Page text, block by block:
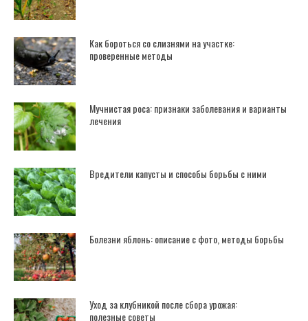
Как бороться со слизнями на участке:
проверенные методы
Мучнистая роса: признаки заболевания и варианты
лечения
Вредители капусты и способы борьбы с ними
Болезни яблонь: описание с фото, методы борьбы
Уход за клубникой после сбора урожая:
полезные советы